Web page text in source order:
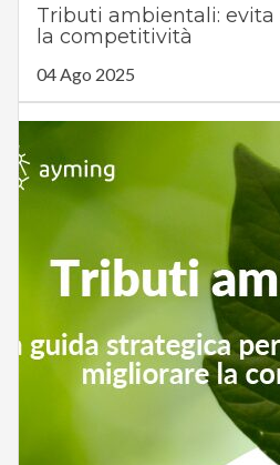
Tributi ambientali: evita
la competitività
04 Ago 2025